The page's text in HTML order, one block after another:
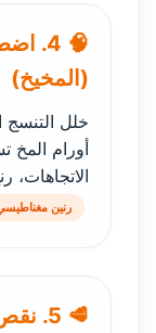
🧠 4.
(المخيخ)
خلل التنسج
أورام المخ
الاتجاهات،
رنين